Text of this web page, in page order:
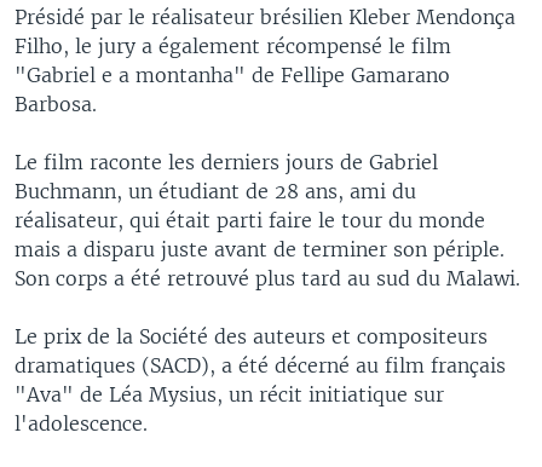
Présidé par le réalisateur brésilien Kleber Mendonça
Filho, le jury a également récompensé le film
"Gabriel e a montanha" de Fellipe Gamarano
Barbosa.
Le film raconte les derniers jours de Gabriel
Buchmann, un étudiant de 28 ans, ami du
réalisateur, qui était parti faire le tour du monde
mais a disparu juste avant de terminer son périple.
Son corps a été retrouvé plus tard au sud du Malawi.
Le prix de la Société des auteurs et compositeurs
dramatiques (SACD), a été décerné au film français
"Ava" de Léa Mysius, un récit initiatique sur
l'adolescence.